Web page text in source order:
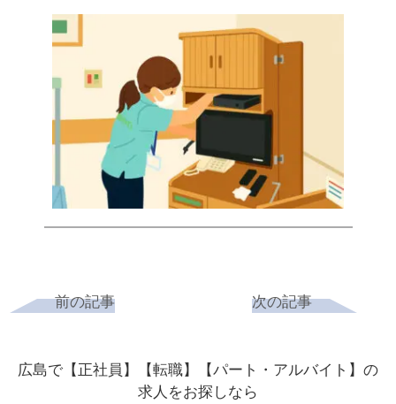
前の記事 次の記事
広島で【正社員】【転職】【パート・アルバイト】の
求人をお探しなら